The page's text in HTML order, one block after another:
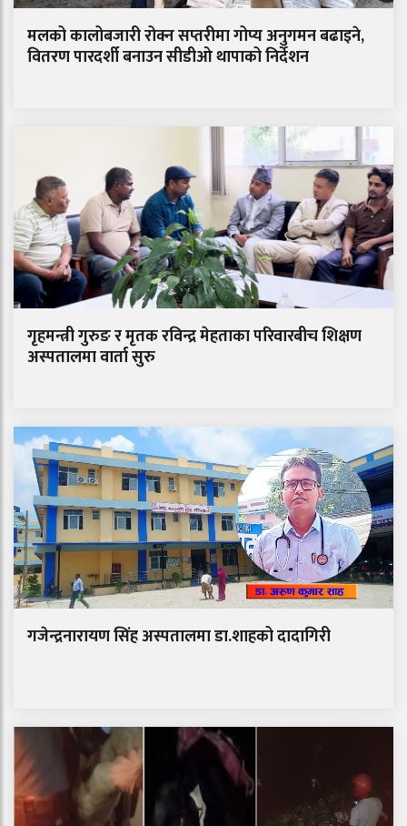
मलको कालोबजारी रोक्न सप्तरीमा गोप्य अनुगमन बढाइने,
वितरण पारदर्शी बनाउन सीडीओ थापाको निर्देशन
गृहमन्त्री गुरुङ र मृतक रविन्द्र मेहताका परिवारबीच शिक्षण
अस्पतालमा वार्ता सुरु
गजेन्द्रनारायण सिंह अस्पतालमा डा.शाहको दादागिरी